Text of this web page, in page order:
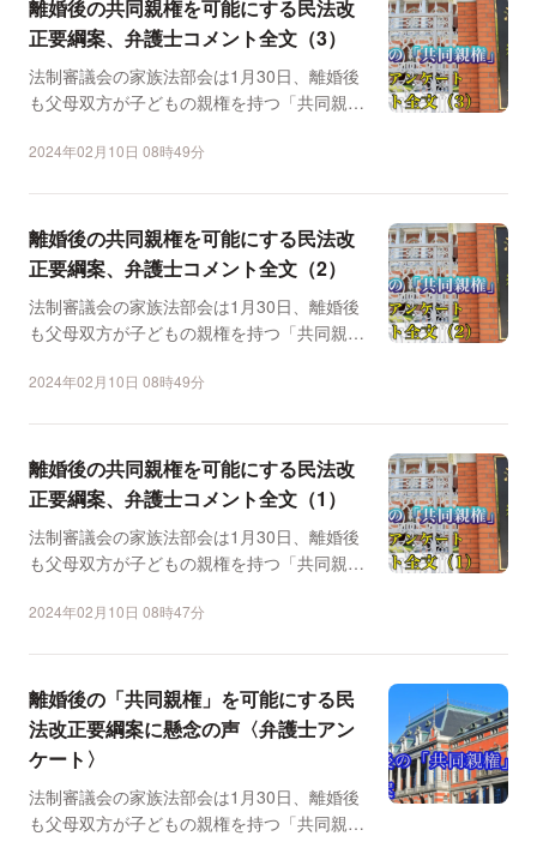
離婚後の共同親権を可能にする民法改
正要綱案、弁護士コメント全文（3）
法制審議会の家族法部会は1月30日、離婚後
も父母双方が子どもの親権を持つ「共同親
2024年02月10日 08時49分
離婚後の共同親権を可能にする民法改
正要綱案、弁護士コメント全文（2）
法制審議会の家族法部会は1月30日、離婚後
も父母双方が子どもの親権を持つ「共同親
2024年02月10日 08時49分
離婚後の共同親権を可能にする民法改
正要綱案、弁護士コメント全文（1）
法制審議会の家族法部会は1月30日、離婚後
も父母双方が子どもの親権を持つ「共同親
2024年02月10日 08時47分
離婚後の「共同親権」を可能にする民
法改正要綱案に懸念の声〈弁護士アン
ケート〉
法制審議会の家族法部会は1月30日、離婚後
も父母双方が子どもの親権を持つ「共同親